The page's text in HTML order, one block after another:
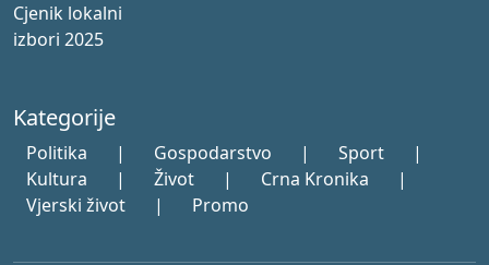
Cjenik lokalni
izbori 2025
Kategorije
Politika | Gospodarstvo | Sport
|
Kultura
| Život | Crna Kronika
|
Vjerski život
| Promo